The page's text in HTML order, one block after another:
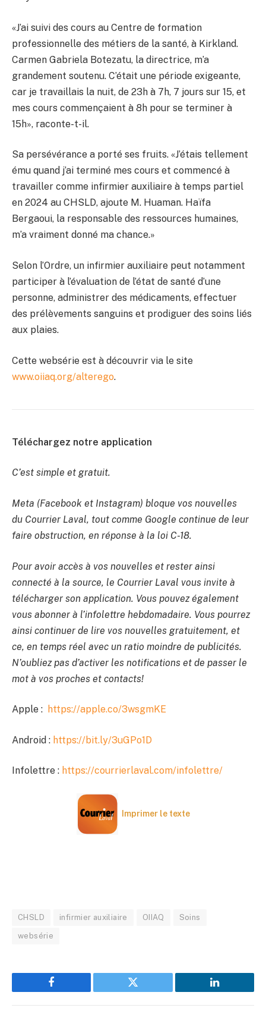
«J’ai suivi des cours au Centre de formation
professionnelle des métiers de la santé, à Kirkland.
Carmen Gabriela Botezatu, la directrice, m’a
grandement soutenu. C’était une période exigeante,
car je travaillais la nuit, de 23h à 7h, 7 jours sur 15, et
mes cours commençaient à 8h pour se terminer à
15h», raconte-t-il.
Sa persévérance a porté ses fruits. «J’étais tellement
ému quand j’ai terminé mes cours et commencé à
travailler comme infirmier auxiliaire à temps partiel
en 2024 au CHSLD, ajoute M. Huaman. Haïfa
Bergaoui, la responsable des ressources humaines,
m’a vraiment donné ma chance.»
Selon l’Ordre, un infirmier auxiliaire peut notamment
participer à l’évaluation de l’état de santé d’une
personne, administrer des médicaments, effectuer
des prélèvements sanguins et prodiguer des soins liés
aux plaies.
Cette websérie est à découvrir via le site
www.oiiaq.org/alterego.
Téléchargez notre application
C’est simple et gratuit.
Meta (Facebook et Instagram) bloque vos nouvelles
du Courrier Laval, tout comme Google continue de leur
faire obstruction, en réponse à la loi C-18.
Pour avoir accès à vos nouvelles et rester ainsi
connecté à la source, le Courrier Laval vous invite à
télécharger son application. Vous pouvez également
vous abonner à l’infolettre hebdomadaire. Vous pourrez
ainsi continuer de lire vos nouvelles gratuitement, et
ce, en temps réel avec un ratio moindre de publicités.
N’oubliez pas d’activer les notifications et de passer le
mot à vos proches et contacts!
Apple : https://apple.co/3wsgmKE
Android : https://bit.ly/3uGPo1D
Infolettre : https://courrierlaval.com/infolettre/
Imprimer le texte
CHSLD infirmier auxiliaire OIIAQ Soins
websérie
Facebook Twitter LinkedIn